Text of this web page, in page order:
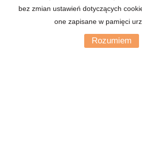
bez zmian ustawień dotyczących
one zapisane w pamięci
Rozumiem